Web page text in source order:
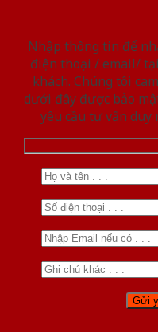
Nhập thông tin để
điện thoại / email/
khách. Chúng tôi
dưới đây được bảo
yêu cầu tư vấn duy